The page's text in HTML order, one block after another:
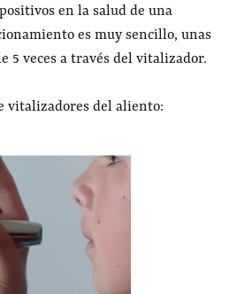
en la salud de una
es muy sencillo, unas
5 veces a través del vitalizador.
vitalizadores del aliento: